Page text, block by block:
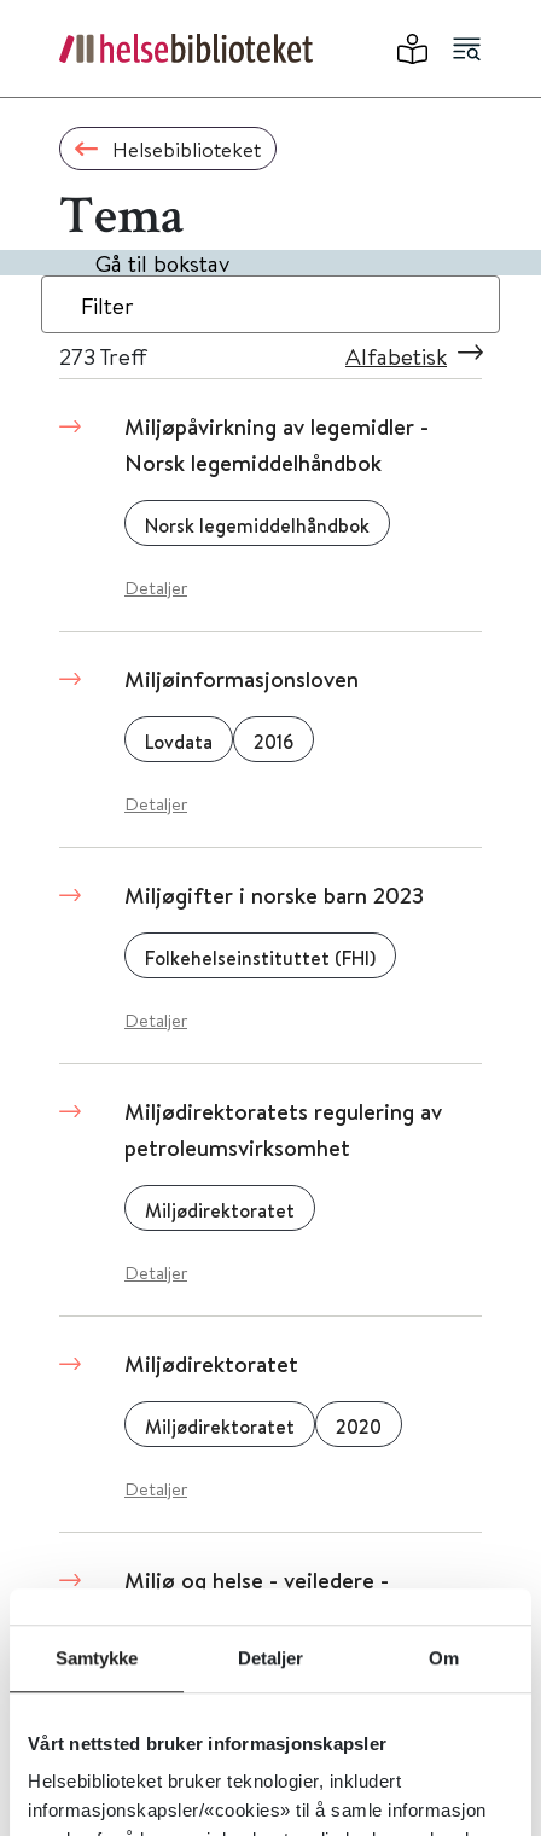
Samtykke Detaljer Om
Vårt nettsted bruker informasjonskapsler
Helsebiblioteket bruker teknologier, inkludert
informasjonskapsler/«cookies» til å samle informasjon
Helsebiblioteket
Tema
Gå til bokstav
Filter
273 Treff Alfabetisk
Miljøpåvirkning av legemidler -
Norsk legemiddelhåndbok
Norsk legemiddelhåndbok
Detaljer
Miljøinformasjonsloven
Lovdata 2016
Detaljer
Miljøgifter i norske barn 2023
Folkehelseinstituttet (FHI)
Detaljer
Miljødirektoratets regulering av
petroleumsvirksomhet
Miljødirektoratet
Detaljer
Miljødirektoratet
Miljødirektoratet 2020
Detaljer
Miljø og helse - veiledere -
Detaljer